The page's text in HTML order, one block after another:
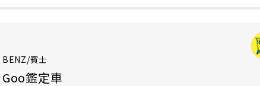
BENZ/賓士
Goo鑑定車